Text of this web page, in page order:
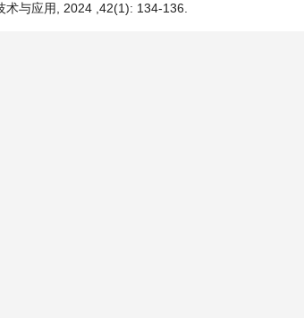
与应用, 2024 ,42(1): 134-136.